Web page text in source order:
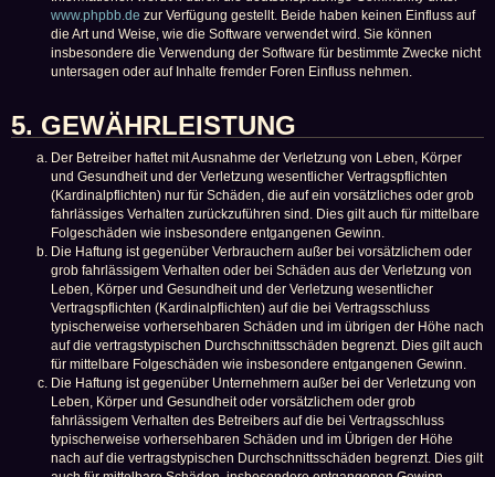
www.phpbb.de zur Verfügung gestellt. Beide haben keinen Einfluss auf
die Art und Weise, wie die Software verwendet wird. Sie können
insbesondere die Verwendung der Software für bestimmte Zwecke nicht
untersagen oder auf Inhalte fremder Foren Einfluss nehmen.
5. GEWÄHRLEISTUNG
Der Betreiber haftet mit Ausnahme der Verletzung von Leben, Körper
und Gesundheit und der Verletzung wesentlicher Vertragspflichten
(Kardinalpflichten) nur für Schäden, die auf ein vorsätzliches oder grob
fahrlässiges Verhalten zurückzuführen sind. Dies gilt auch für mittelbare
Folgeschäden wie insbesondere entgangenen Gewinn.
Die Haftung ist gegenüber Verbrauchern außer bei vorsätzlichem oder
grob fahrlässigem Verhalten oder bei Schäden aus der Verletzung von
Leben, Körper und Gesundheit und der Verletzung wesentlicher
Vertragspflichten (Kardinalpflichten) auf die bei Vertragsschluss
typischerweise vorhersehbaren Schäden und im übrigen der Höhe nach
auf die vertragstypischen Durchschnittsschäden begrenzt. Dies gilt auch
für mittelbare Folgeschäden wie insbesondere entgangenen Gewinn.
Die Haftung ist gegenüber Unternehmern außer bei der Verletzung von
Leben, Körper und Gesundheit oder vorsätzlichem oder grob
fahrlässigem Verhalten des Betreibers auf die bei Vertragsschluss
typischerweise vorhersehbaren Schäden und im Übrigen der Höhe
nach auf die vertragstypischen Durchschnittsschäden begrenzt. Dies gilt